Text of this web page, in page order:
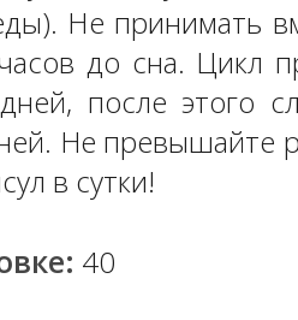
Не принимать
до сна. Цикл
после этого
Не превышайте
в сутки!
40